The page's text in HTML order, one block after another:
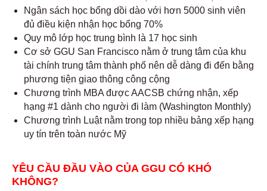
Ngân sách học bổng dồi dào với hơn 5000 sinh viên
đủ điều kiện nhận học bổng 70%
Quy mô lớp học trung bình là 17 học sinh
Cơ sở GGU San Francisco nằm ở trung tâm của khu
tài chính trung tâm thành phố nên dễ dàng đi đến bằng
phương tiện giao thông công cộng
Chương trình MBA được AACSB chứng nhận, xếp
hạng #1 dành cho người đi làm (Washington Monthly)
Chương trình Luật nằm trong top nhiều bảng xếp hạng
uy tín trên toàn nước Mỹ
YÊU CẦU ĐẦU VÀO CỦA GGU CÓ KHÓ
KHÔNG?